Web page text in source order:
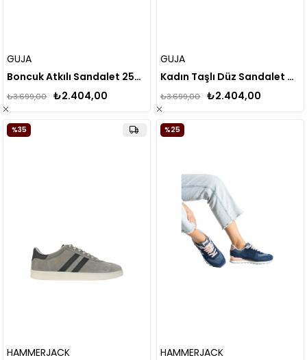
GUJA
Boncuk Atkılı Sandalet 25Y151-5 (Kalıbı 1 Numara Küçüktür)
₺2.404,00
₺3.699,00
GUJA
Kadın Taşlı Düz Sandalet 25y152-1
₺2.404,00
₺3.699,00
HAMMERJACK
%35
HAMMERJACK
%25